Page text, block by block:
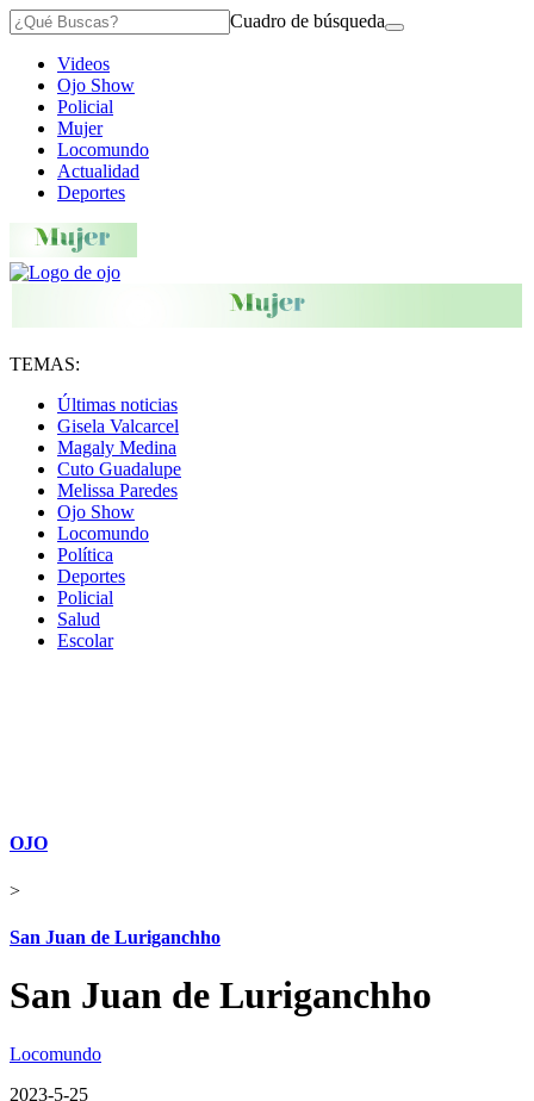
Cuadro de búsqueda
Videos
Ojo Show
Policial
Mujer
Locomundo
Actualidad
Deportes
TEMAS:
Últimas noticias
Gisela Valcarcel
Magaly Medina
Cuto Guadalupe
Melissa Paredes
Ojo Show
Locomundo
Política
Deportes
Policial
Salud
Escolar
OJO
>
San Juan de Luriganchho
San Juan de Luriganchho
Locomundo
2023-5-25